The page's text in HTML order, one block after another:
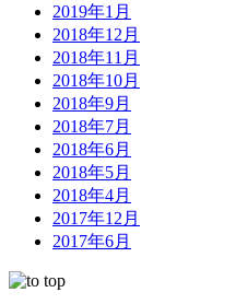
2019年1月
2018年12月
2018年11月
2018年10月
2018年9月
2018年7月
2018年6月
2018年5月
2018年4月
2017年12月
2017年6月